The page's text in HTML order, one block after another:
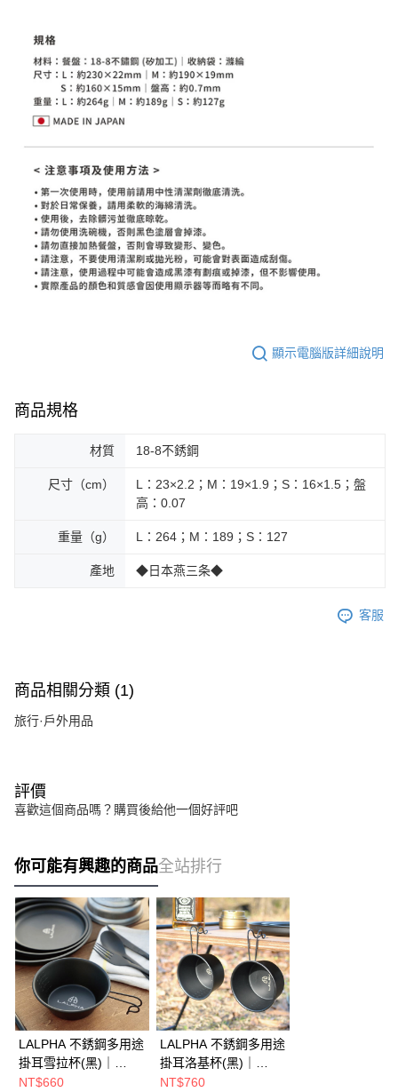
顯示電腦版詳細說明
商品規格
材質 18-8不銹鋼
尺寸（cm）
L：23×2.2；M：19×1.9；S：16×1.5；盤
高：0.07
重量（g） L：264；M：189；S：127
產地 ◆日本燕三条◆
客服
商品相關分類 (1)
旅行·戶外用品
評價
喜歡這個商品嗎？購買後給他一個好評吧
你可能有興趣的商品全站排行
LALPHA 不銹鋼多用途
掛耳雪拉杯(黑)｜
made in 燕三條/露營
NT$660
LALPHA 不銹鋼多用途
掛耳洛基杯(黑)｜
made in 燕三條/露營
NT$760